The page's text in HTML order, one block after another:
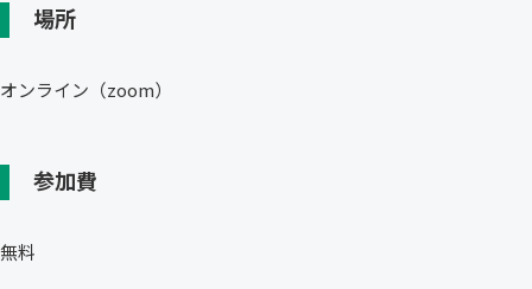
場所
オンライン（zoom）
参加費
無料